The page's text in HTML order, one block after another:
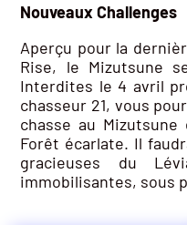
Nouveaux Challenges
Aperçu pour la
Rise, le Mizutsune
Interdites le 4 avril
chasseur 21, vous
chasse au
Forêt écarlate. Il
gracieuses du
immobilisantes, sous